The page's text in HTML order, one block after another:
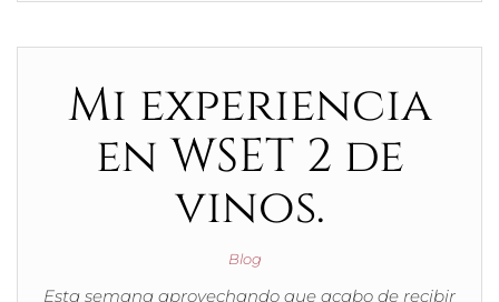
Mi experiencia
en WSET 2 de
vinos.
Blog
Esta semana aprovechando que acabo de recibir